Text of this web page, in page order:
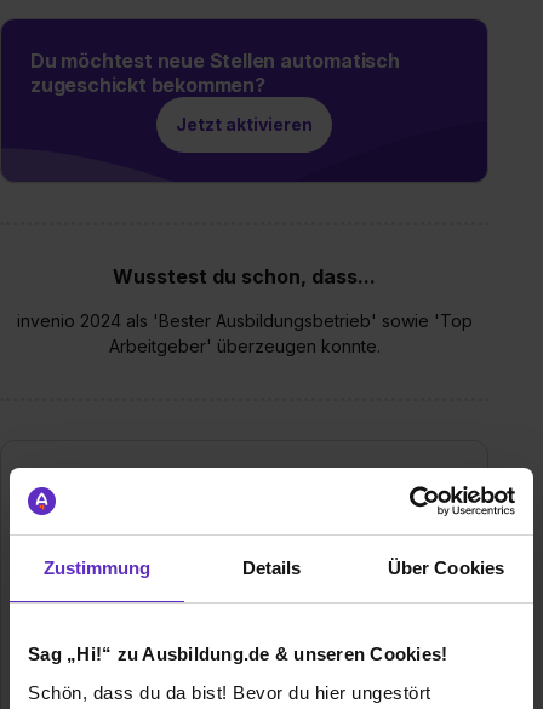
Zustimmung Details Über Cookies
Sag „Hi!“ zu Ausbildung.de & unseren Cookies!
Schön, dass du da bist! Bevor du hier ungestört
Du möchtest neue Stellen automatisch
zugeschickt bekommen?
Jetzt aktivieren
Wusstest du schon, dass...
invenio 2024 als 'Bester Ausbildungsbetrieb' sowie 'Top
Arbeitgeber' überzeugen konnte.
invenio GmbH Engineering Services
Eisenstraße 9